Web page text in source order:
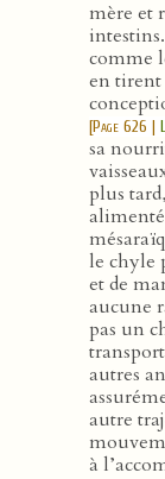
mère et
comme
en tirent
[Page 626 |
sa
plus
le chyle
et de
aucune
pas un
autres
autre
à